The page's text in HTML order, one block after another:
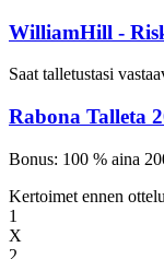
WilliamHill -
Saat talletustasi
Rabona Talleta
Bonus: 100 % aina
Kertoimet ennen
1
X
2